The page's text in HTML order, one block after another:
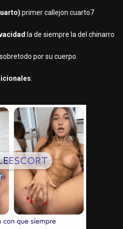
:primer callejon cuarto7
:la de siempre la del chinarro
por su cuerpo.
: